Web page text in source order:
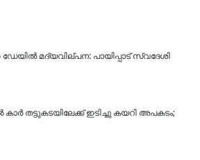
മദ്യവില്പന: പായിപ്പാട് സ്വദേശി
തട്ടുകടയിലേക്ക് ഇടിച്ചു കയറി അപകടം;